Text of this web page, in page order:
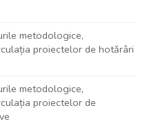
metodologice,
proiectelor de hotărâri
metodologice,
proiectelor de